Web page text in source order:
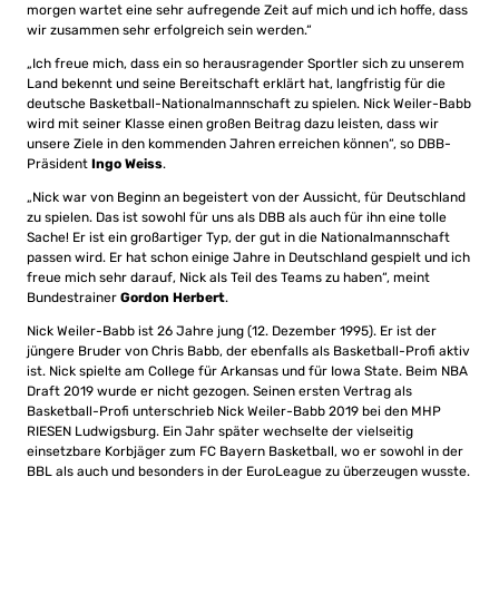
morgen wartet eine sehr aufregende Zeit auf mich und ich hoffe, dass
wir zusammen sehr erfolgreich sein werden.“
„Ich freue mich, dass ein so herausragender Sportler sich zu unserem
Land bekennt und seine Bereitschaft erklärt hat, langfristig für die
deutsche Basketball-Nationalmannschaft zu spielen. Nick Weiler-Babb
wird mit seiner Klasse einen großen Beitrag dazu leisten, dass wir
unsere Ziele in den kommenden Jahren erreichen können“, so DBB-
Präsident Ingo Weiss.
„Nick war von Beginn an begeistert von der Aussicht, für Deutschland
zu spielen. Das ist sowohl für uns als DBB als auch für ihn eine tolle
Sache! Er ist ein großartiger Typ, der gut in die Nationalmannschaft
passen wird. Er hat schon einige Jahre in Deutschland gespielt und ich
freue mich sehr darauf, Nick als Teil des Teams zu haben“, meint
Bundestrainer Gordon Herbert.
Nick Weiler-Babb ist 26 Jahre jung (12. Dezember 1995). Er ist der
jüngere Bruder von Chris Babb, der ebenfalls als Basketball-Profi aktiv
ist. Nick spielte am College für Arkansas und für Iowa State. Beim NBA
Draft 2019 wurde er nicht gezogen. Seinen ersten Vertrag als
Basketball-Profi unterschrieb Nick Weiler-Babb 2019 bei den MHP
RIESEN Ludwigsburg. Ein Jahr später wechselte der vielseitig
einsetzbare Korbjäger zum FC Bayern Basketball, wo er sowohl in der
BBL als auch und besonders in der EuroLeague zu überzeugen wusste.